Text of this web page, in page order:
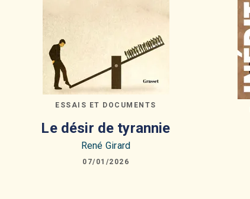
ESSAIS ET DOCUMENTS
Le désir de tyrannie
René Girard
07/01/2026